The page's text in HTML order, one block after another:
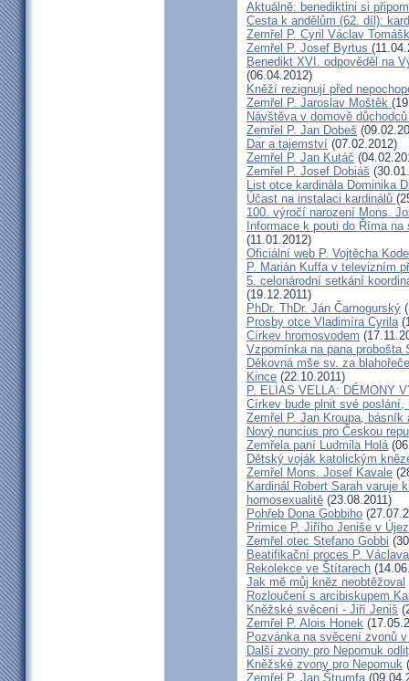
Aktuálně: benediktini si
Cesta k andělům (62. díl):
Zemřel P. Cyril Václav
Zemřel P. Josef Byrtus
Benedikt XVI. odpověděl na
(06.04.2012)
Kněží rezignují před
Zemřel P. Jaroslav Moštěk
Návštěva v domově
Zemřel P. Jan Dobeš
Dar a tajemství (07.02.2012)
Zemřel P. Jan Kutáč
Zemřel P. Josef Dobiáš
List otce kardinála Dominika
Účast na instalaci kardinálů
100. výročí narození Mons.
Informace k pouti do Říma
(11.01.2012)
Oficiální web P. Vojtěcha
P. Marián Kuffa v televizním
5. celonárodní setkání
(19.12.2011)
PhDr. ThDr. Ján Čarnogurský
Prosby otce Vladimíra Cyrila
Církev hromosvodem
Vzpomínka na pana probošta
Děkovná mše sv. za
Kince (22.10.2011)
P. ELIAS VELLA: DÉMONY
Církev bude plnit své
Zemřel P. Jan Kroupa, básník
Nový nuncius pro Českou
Zemřela paní Ludmila Holá
Dětský voják katolickým
Zemřel Mons. Josef Kavale
Kardinál Robert Sarah varuje
homosexualitě (23.08.2011)
Pohřeb Dona Gobbiho
Primice P. Jiřího Jeniše v
Zemřel otec Stefano Gobbi
Beatifikační proces P.
Rekolekce ve Štítarech
Jak mě můj kněz neobtěžoval
Rozloučení s arcibiskupem
Kněžské svěcení - Jiří Jeniš
Zemřel P. Alois Honek
Pozvánka na svěcení zvonů
Další zvony pro Nepomuk
Kněžské zvony pro Nepomuk
Zemřel P. Jan Štrumfa